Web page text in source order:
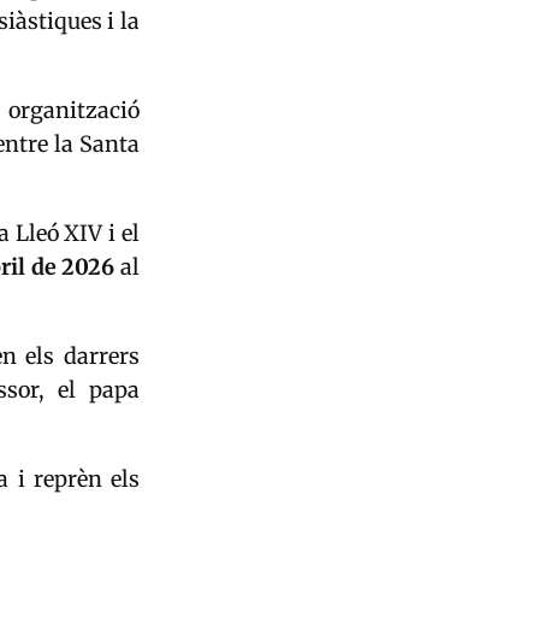
i la
la Santa
Lleó XIV i el
de 2026 al
els darrers
el papa
i reprèn els